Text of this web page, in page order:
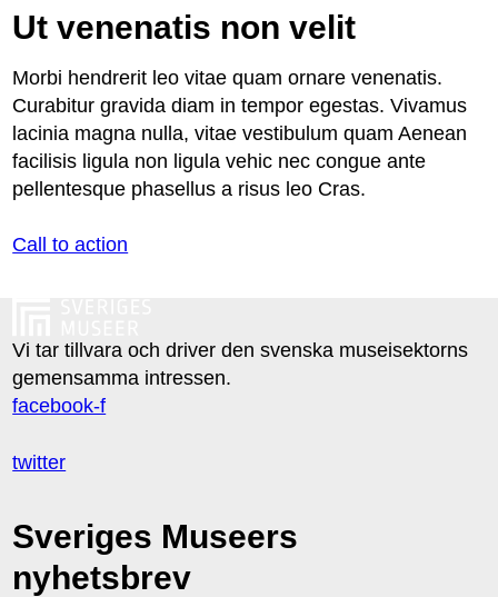
Ut venenatis non velit
Morbi hendrerit leo vitae quam ornare venenatis.
Curabitur gravida diam in tempor egestas. Vivamus
lacinia magna nulla, vitae vestibulum quam Aenean
facilisis ligula non ligula vehic nec congue ante
pellentesque phasellus a risus leo Cras.
Call to action
Vi tar tillvara och driver den svenska museisektorns
gemensamma intressen.
facebook-f
twitter
Sveriges Museers
nyhetsbrev